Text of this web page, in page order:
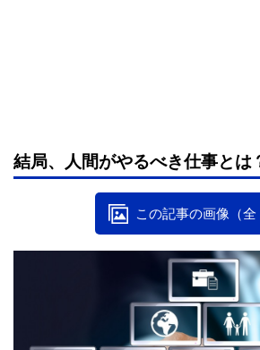
結局、人間がやるべき仕事とは
この記事の画像（全